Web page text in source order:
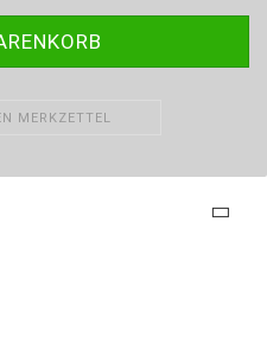
MERKZETTEL